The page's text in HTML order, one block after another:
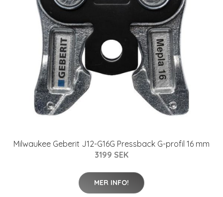
Milwaukee Geberit J12-G16G Pressback G-profil 16 mm
3199 SEK
MER INFO!